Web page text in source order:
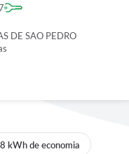
DE SAO PEDRO
kWh de economia